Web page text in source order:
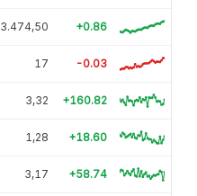
3.474,50 +0.86
17 -0.03
3,32 +160.82
1,28 +18.60
3,17 +58.74